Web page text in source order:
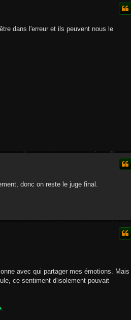
dans l'erreur et ils peuvent nous le
donc on reste le juge final.
avec qui partager mes émotions. Mais
ce sentiment d'isolement pouvait
.